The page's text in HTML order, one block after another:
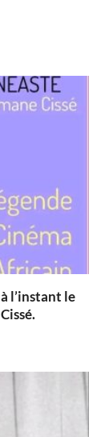
l’instant le